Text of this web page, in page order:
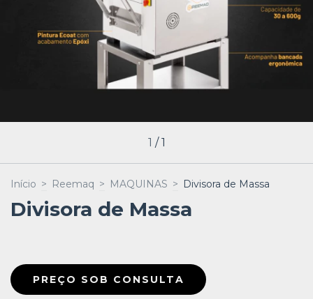
1 /1
Início > Reemaq > MAQUINAS > Divisora de Massa
Divisora de Massa